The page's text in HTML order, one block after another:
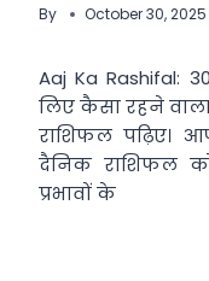
By October 30, 2025
Aaj Ka Rashifal:
लिए कैसा रहने
राशिफल पढ़िए।
दैनिक राशिफल
प्रभावों के